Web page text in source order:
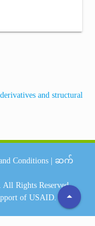
and structural
arrow_drop_up
Conditions
ဆက်
All Rights Reserved.
of USAID.